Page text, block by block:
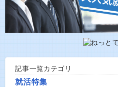
記事一覧カテゴリ
就活特集